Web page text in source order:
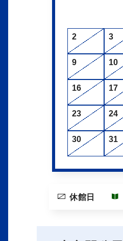
2 3
9 10
16 17
23 24
30 31
休館日